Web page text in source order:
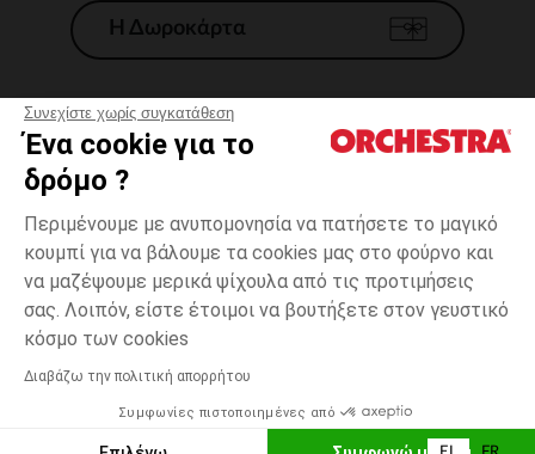
Συνεχίστε χωρίς συγκατάθεση
Ένα cookie για το
δρόμο ?
Περιμένουμε με ανυπομονησία να πατήσετε το μαγικό
κουμπί για να βάλουμε τα cookies μας στο φούρνο και
να μαζέψουμε μερικά ψίχουλα από τις προτιμήσεις
σας. Λοιπόν, είστε έτοιμοι να βουτήξετε στον γευστικό
κόσμο των cookies
Διαβάζω την πολιτική απορρήτου
Συμφωνίες πιστοποιημένες από
Γκρι
Δυνατότητα πληρωμής με
ΕΠΙΛΟΓΗ ΜΕΓΕΘΟΥΣ
Η Δωροκάρτα
Γενικοί 'Οροι Πώλησης
*Εμπορικες προσφορες
Προσωπικά δεδομένα
Διαχείρηση των cookies
Προσβασιμότητα: μη συμμορφούμενη
H Orchestra συμμετέχει στον κωδικά δεοντολογίας και στο σύστημα
μεσολάβησης της Γαλλικής Ομοσπονδίας Ηλεκτρονικού Εμπορίου.